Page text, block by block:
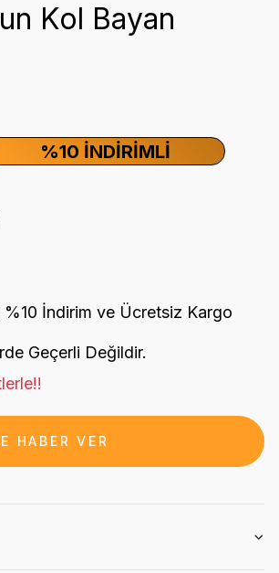
Kol Bayan
%10 İNDIRIMLI
İndirim ve Ücretsiz Kargo
Geçerli Değildir.
HABER VER